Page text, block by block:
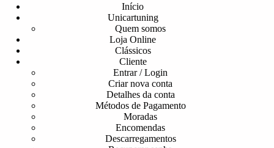
Início
Unicartuning
Quem somos
Loja Online
Clássicos
Cliente
Entrar / Login
Criar nova conta
Detalhes da conta
Métodos de Pagamento
Moradas
Encomendas
Descarregamentos